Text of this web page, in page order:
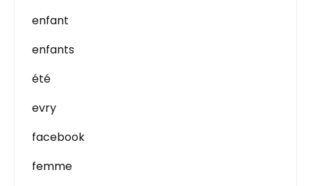
enfant
enfants
été
evry
facebook
femme